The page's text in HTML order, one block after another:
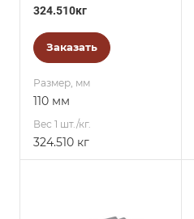
324.510кг
Заказать
Размер, мм
110 мм
Вес 1 шт./кг.
324.510 кг